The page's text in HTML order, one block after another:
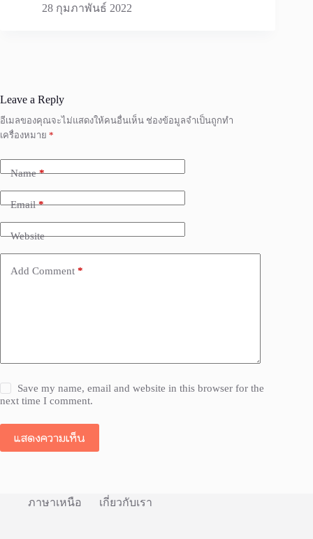
28 กุมภาพันธ์ 2022
Leave a Reply
อีเมลของคุณจะไม่แสดงให้คนอื่นเห็น ช่องข้อมูลจำเป็นถูกทำ
เครื่องหมาย *
Name*
Email*
Website
Add Comment *
Save my name, email and website in this browser for the
next time I comment.
แสดงความเห็น
ภาษาเหนือ เกี่ยวกับเรา